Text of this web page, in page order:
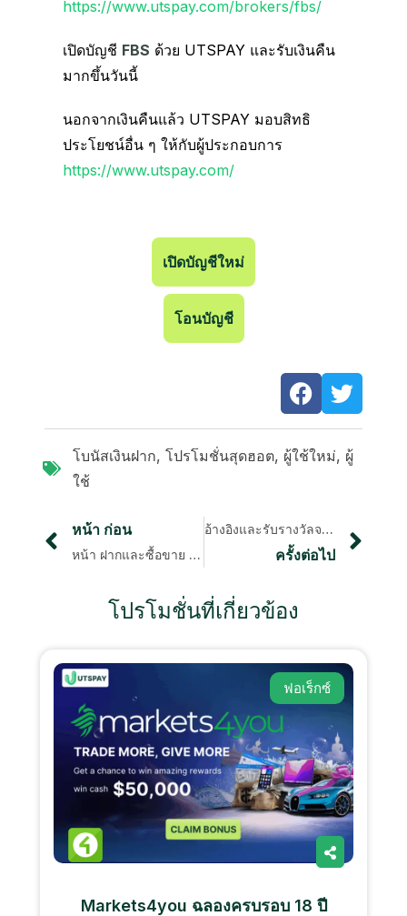
https://www.utspay.com/brokers/fbs/
เปิดบัญชี FBS ด้วย UTSPAY และรับเงินคืน
มากขึ้นวันนี้
นอกจากเงินคืนแล้ว UTSPAY มอบสิทธิ
ประโยชน์อื่น ๆ ให้กับผู้ประกอบการ
https://www.utspay.com/
เปิดบัญชีใหม่
โอนบัญชี
โบนัสเงินฝาก, โปรโมชั่นสุดฮอต, ผู้ใช้ใหม่, ผู้
ใช้
หน้า ก่อน
หน้า ฝากและซื้อขาย FBS
อ้างอิงและรับรางวัลจากโปรโมชั่น IC Markets
ครั้งต่อไป
โปรโมชั่นที่เกี่ยวข้อง
ฟอเร็กซ์
Markets4you ฉลองครบรอบ 18 ปี